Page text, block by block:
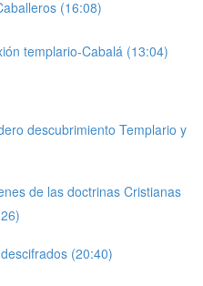
(16:08)
templario-Cabalá (13:04)
descubrimiento Templario y
de las doctrinas Cristianas
(20:40)